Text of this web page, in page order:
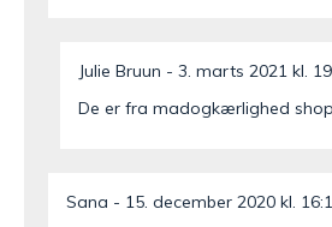
Julie Bruun
3. marts 2021 kl.
De er fra madogkærlighed
Sana
15. december 2020 kl.